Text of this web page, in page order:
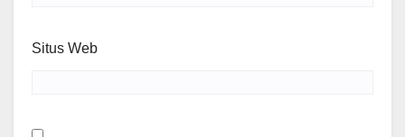
Situs Web